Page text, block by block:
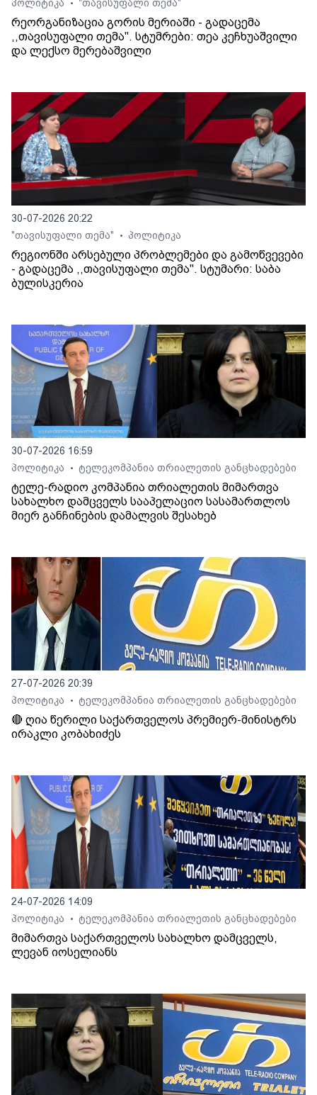
პოლიტიკა • "თავისუფალი თემა"
რეორგანიზაცია გორის მერიაში - გადაცემა
,,თავისუფალი თემა". სტუმრები: თეა კეჩხუაშვილი
და ლექსო მერებაშვილი
30-07-2026 20:22
"თავისუფალი თემა"
• პოლიტიკა
რეგიონში არსებული პრობლემები და გამოწვევები
- გადაცემა ,,თავისუფალი თემა". სტუმარი: საბა
ბულისკერია
30-07-2026 16:59
პოლიტიკა
• ტელეკომპანია თრიალეთის განცხადებები
ტელე-რადიო კომპანია თრიალეთის მიმართვა
სახალხო დამცველს სააპელაციო სასამართლოს
მიერ განჩინების დამალვის შესახებ
27-07-2026 20:39
პოლიტიკა
• ტელეკომპანია თრიალეთის განცხადებები
🔴 ღია წერილი საქართველოს პრემიერ-მინისტრს
ირაკლი კობახიძეს
24-07-2026 14:09
პოლიტიკა
• ტელეკომპანია თრიალეთის განცხადებები
მიმართვა საქართველოს სახალხო დამცველს,
ლევან იოსელიანს